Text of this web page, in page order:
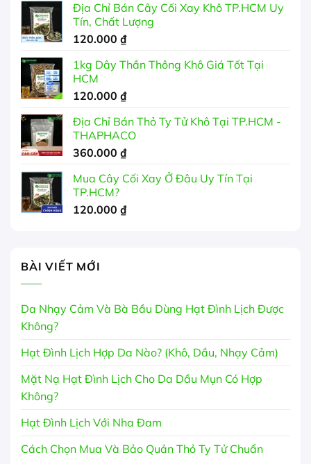
từ
Địa Chỉ Bán Cây Cối Xay Khô TP.HCM Uy
Tín, Chất Lượng
120.000 ₫
1kg Dây Thần Thông Khô Giá Tốt Tại
HCM
120.000 ₫
Địa Chỉ Bán Thỏ Ty Tử Khô Tại TP.HCM -
THAPHACO
360.000 ₫
Mua Cây Cối Xay Ở Đâu Uy Tín Tại
TP.HCM?
120.000 ₫
BÀI VIẾT MỚI
Da Nhạy Cảm Và Bà Bầu Dùng Hạt Đình Lịch Được
Không?
Hạt Đình Lịch Hợp Da Nào? (Khô, Dầu, Nhạy Cảm)
Mặt Nạ Hạt Đình Lịch Cho Da Dầu Mụn Có Hợp
Không?
Hạt Đình Lịch Với Nha Đam
Cách Chọn Mua Và Bảo Quản Thỏ Ty Tử Chuẩn